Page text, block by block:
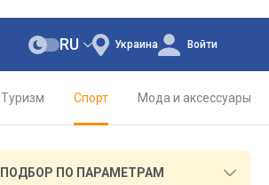
Украина
RU Войти
Туризм Спорт Мода и аксессуары
ПОДБОР ПО ПАРАМЕТРАМ